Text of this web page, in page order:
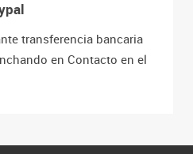
transferencia bancaria
en Contacto en el